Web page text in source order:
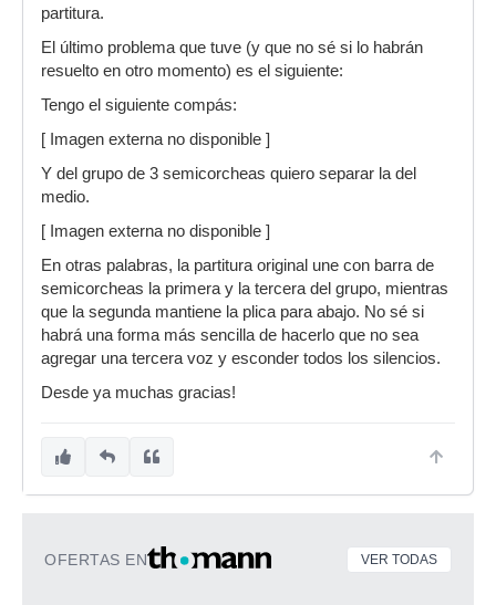
partitura.
El último problema que tuve (y que no sé si lo habrán
resuelto en otro momento) es el siguiente:
Tengo el siguiente compás:
[ Imagen externa no disponible ]
Y del grupo de 3 semicorcheas quiero separar la del
medio.
[ Imagen externa no disponible ]
En otras palabras, la partitura original une con barra de
semicorcheas la primera y la tercera del grupo, mientras
que la segunda mantiene la plica para abajo. No sé si
habrá una forma más sencilla de hacerlo que no sea
agregar una tercera voz y esconder todos los silencios.
Desde ya muchas gracias!
OFERTAS EN VER TODAS